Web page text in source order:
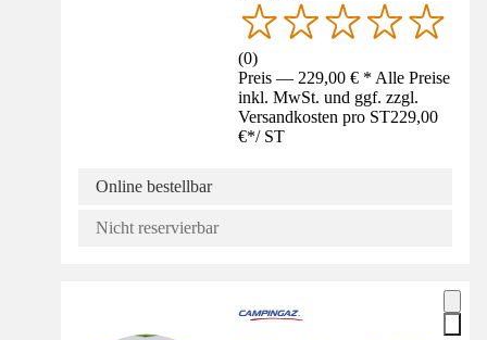
(0)
Preis — 229,00 € * Alle Preise
inkl. MwSt. und ggf. zzgl.
Versandkosten pro ST229,00
€*/ ST
Online bestellbar
Nicht reservierbar